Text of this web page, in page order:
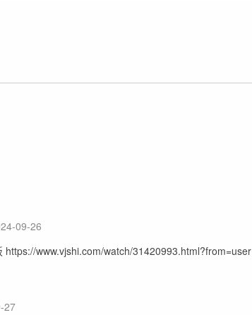
09-26
https://www.vjshi.com/watch/31420993.html?from=user
27